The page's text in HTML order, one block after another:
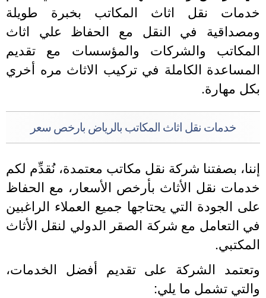
نقل اثاث المكاتب بخبرة طويلة
في النقل مع الحفاظ علي اثاث
والشركات والمؤسسات مع تقديم
الكاملة في تركيب الاثاث مره أخري
مهارة.
خدمات نقل اثاث المكاتب بالرياض بارخص سعر
بصفتنا شركة نقل مكاتب معتمدة، نُقدِّم لكم
نقل الأثاث بأرخص الأسعار، مع الحفاظ
الجودة التي يحتاجها جميع العملاء الراغبين
التعامل مع شركة الصقر الدولي لنقل الأثاث
الشركة على تقديم أفضل الخدمات،
تشمل ما يلي: